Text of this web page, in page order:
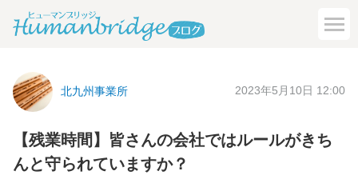
北九州事業所 2023年5月10日 12:00
【残業時間】皆さんの会社ではルールがきち
んと守られていますか？